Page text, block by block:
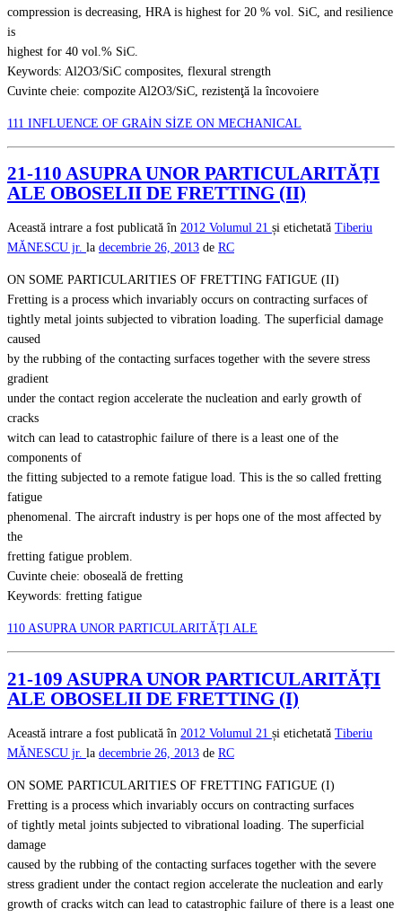
compression is decreasing, HRA is highest for 20 % vol. SiC, and resilience
is
highest for 40 vol.% SiC.
Keywords: Al2O3/SiC composites, flexural strength
Cuvinte cheie: compozite Al2O3/SiC, rezistenţă la încovoiere
111 INFLUENCE OF GRAİN SİZE ON MECHANICAL
21-110 ASUPRA UNOR PARTICULARITĂŢI
ALE OBOSELII DE FRETTING (II)
Această intrare a fost publicată în 2012 Volumul 21 și etichetată Tiberiu
MĂNESCU jr. la decembrie 26, 2013 de RC
ON SOME PARTICULARITIES OF FRETTING FATIGUE (II)
Fretting is a process which invariably occurs on contracting surfaces of
tightly metal joints subjected to vibration loading. The superficial damage
caused
by the rubbing of the contacting surfaces together with the severe stress
gradient
under the contact region accelerate the nucleation and early growth of
cracks
witch can lead to catastrophic failure of there is a least one of the
components of
the fitting subjected to a remote fatigue load. This is the so called fretting
fatigue
phenomenal. The aircraft industry is per hops one of the most affected by
the
fretting fatigue problem.
Cuvinte cheie: oboseală de fretting
Keywords: fretting fatigue
110 ASUPRA UNOR PARTICULARITĂŢI ALE
21-109 ASUPRA UNOR PARTICULARITĂŢI
ALE OBOSELII DE FRETTING (I)
Această intrare a fost publicată în 2012 Volumul 21 și etichetată Tiberiu
MĂNESCU jr. la decembrie 26, 2013 de RC
ON SOME PARTICULARITIES OF FRETTING FATIGUE (I)
Fretting is a process which invariably occurs on contracting surfaces
of tightly metal joints subjected to vibrational loading. The superficial
damage
caused by the rubbing of the contacting surfaces together with the severe
stress gradient under the contact region accelerate the nucleation and early
growth of cracks witch can lead to catastrophic failure of there is a least one